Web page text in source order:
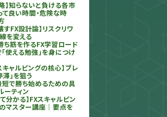
】知らないと負ける各市
良い時間・危険な時
すFX設計論】リスクリワ
を変える
ち筋を作るFX学習ロード
使える勉強」を身につけ
キャルピングの核心】ブレ
」を狙う
で勝ち始めるための具
ーティン
分かる】FXスキャルピン
マスター講座｜要点を